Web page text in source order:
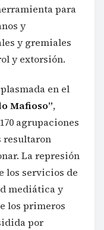
para
y
y gremiales
y extorsión.
en el
Mafioso”,
agrupaciones
resultaron
La represión
los servicios de
mediática y
los primeros
por